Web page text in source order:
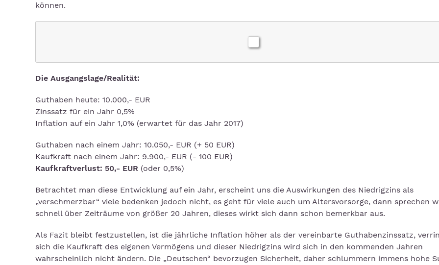
können.
Die Ausgangslage/Realität:
Guthaben heute: 10.000,- EUR
Zinssatz für ein Jahr 0,5%
Inflation auf ein Jahr 1,0% (erwartet für das Jahr 2017)
Guthaben nach einem Jahr: 10.050,- EUR (+ 50 EUR)
Kaufkraft nach einem Jahr: 9.900,- EUR (- 100 EUR)
Kaufkraftverlust: 50,- EUR (oder 0,5%)
Betrachtet man diese Entwicklung auf ein Jahr, erscheint uns die Auswirkungen des Niedrigzins als
„verschmerzbar“ viele bedenken jedoch nicht, es geht für viele auch um Altersvorsorge, dann sprechen
schnell über Zeiträume von größer 20 Jahren, dieses wirkt sich dann schon bemerkbar aus.
Als Fazit bleibt festzustellen, ist die jährliche Inflation höher als der vereinbarte Guthabenzinssatz,
sich die Kaufkraft des eigenen Vermögens und dieser Niedrigzins wird sich in den kommenden Jahren
wahrscheinlich nicht ändern. Die „Deutschen“ bevorzugen Sicherheit, daher schlummern immens hohe